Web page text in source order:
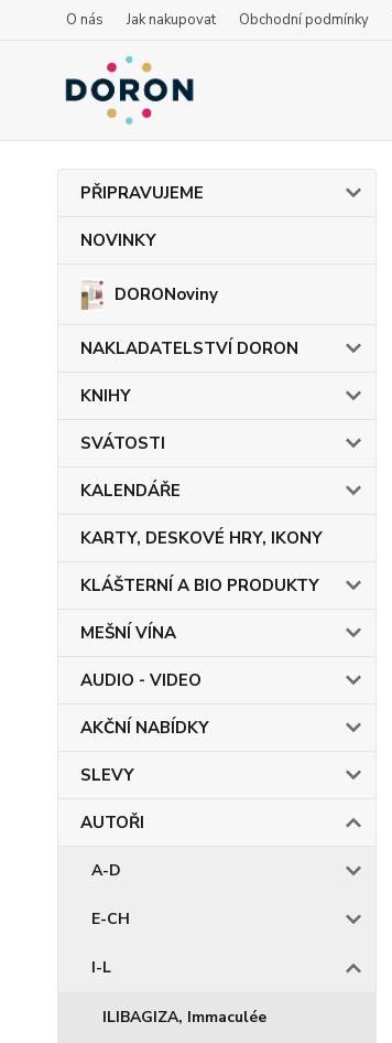
O nás Jak nakupovat Obchodní podmínky
PŘIPRAVUJEME
NOVINKY
DORONoviny
NAKLADATELSTVÍ DORON
KNIHY
SVÁTOSTI
KALENDÁŘE
KARTY, DESKOVÉ HRY, IKONY
KLÁŠTERNÍ A BIO PRODUKTY
MEŠNÍ VÍNA
AUDIO - VIDEO
AKČNÍ NABÍDKY
SLEVY
AUTOŘI
A-D
E-CH
I-L
ILIBAGIZA, Immaculée